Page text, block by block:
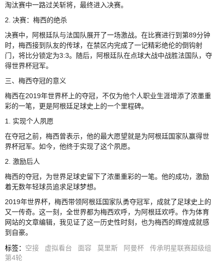
淘汰赛中一路过关斩将，最终进入决赛。
2. 决赛：梅西的绝杀
决赛中，阿根廷队与法国队展开了一场激战。在比赛进行到第89分钟
时，梅西接到队友的传球，在禁区内完成了一记精彩绝伦的倒钩射
门，将比分锁定为3:3。随后，阿根廷队在点球大战中战胜法国队，夺
得世界杯冠军。
三、梅西夺冠的意义
梅西在2019年世界杯上的夺冠，不仅为他个人职业生涯增添了浓墨重
彩的一笔，更是阿根廷足球史上的一个里程碑。
1. 实现个人夙愿
在夺冠之前，梅西曾表示，他的最大愿望就是为阿根廷国家队赢得世
界杯冠军。如今，他终于实现了这个夙愿。
2. 激励后人
梅西的夺冠，为世界足球史留下了浓墨重彩的一笔。他的成功，激励
着无数年轻球员追求足球梦想。
2019年世界杯，梅西带领阿根廷国家队勇夺冠军，成就了足球史上的
又一传奇。这一刻，全世界都为梅西欢呼，为阿根廷欢呼。作为体育
网站的文章编辑，我见证了这一历史性时刻，也为梅西的辉煌成就感
到自豪。
标签： 空接 虚拟看台 面容 莫里斯 阿曼杯
传承明星联赛超级组
第4轮